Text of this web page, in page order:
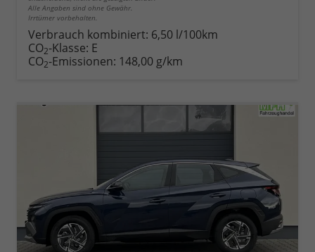
Alle Angaben sind ohne Gewähr.
Irrtümer vorbehalten.
Verbrauch kombiniert: 6,50 l/100km
CO2-Klasse: E
CO2-Emissionen: 148,00 g/km